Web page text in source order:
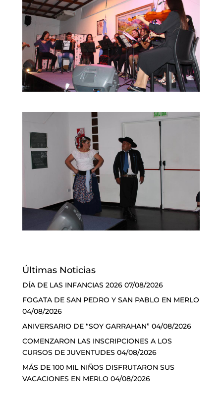
Últimas Noticias
DÍA DE LAS INFANCIAS 2026 07/08/2026
FOGATA DE SAN PEDRO Y SAN PABLO EN MERLO
04/08/2026
ANIVERSARIO DE “SOY GARRAHAN” 04/08/2026
COMENZARON LAS INSCRIPCIONES A LOS
CURSOS DE JUVENTUDES 04/08/2026
MÁS DE 100 MIL NIÑOS DISFRUTARON SUS
VACACIONES EN MERLO 04/08/2026